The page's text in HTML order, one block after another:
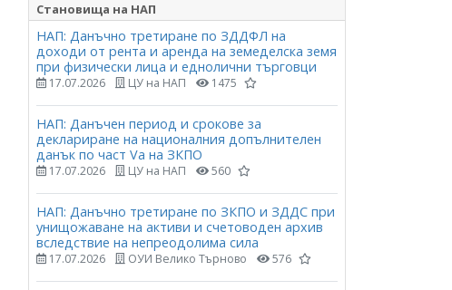
Становища на НАП
НАП: Данъчно третиране по ЗДДФЛ на
доходи от рента и аренда на земеделска земя
при физически лица и еднолични търговци
17.07.2026 ЦУ на НАП 1475
НАП: Данъчен период и срокове за
деклариране на националния допълнителен
данък по част Vа на ЗКПО
17.07.2026 ЦУ на НАП 560
НАП: Данъчно третиране по ЗКПО и ЗДДС при
унищожаване на активи и счетоводен архив
вследствие на непреодолима сила
17.07.2026 ОУИ Велико Търново 576